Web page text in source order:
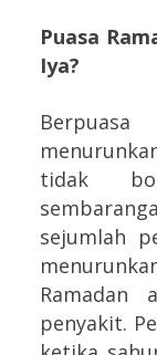
Puasa
Iya?
tidak
sejumlah
Ramadan
penyakit.